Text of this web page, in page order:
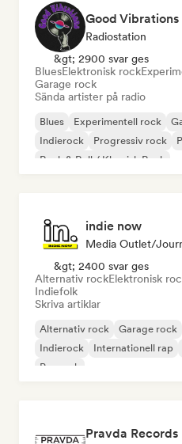
Good Vibrations
Radiostation
&gt; 2900 svar ges
BluesElektronisk rock
Garage rock
Sända artister på radio
Blues Experimentell rock
Indierock
Progressiv rock
Rock & Roll / Klassisk Rock
indie now
Media Outlet/
&gt; 2400 svar ges
Alternativ rockElektronisk
Indiefolk
Skriva artiklar
Alternativ rock Garage rock
Indierock
Internationell rap
Poprock
Pravda Records